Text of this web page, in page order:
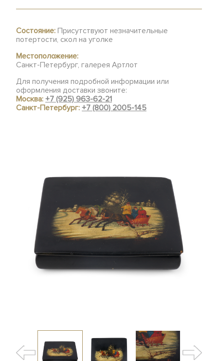
Состояние: Присутствуют незначительные
потертости, скол на уголке
Местоположение:
Санкт-Петербург, галерея Артлот
Для получения подробной информации или
оформления доставки звоните:
Москва:+7 (925) 963-62-21
Санкт-Петербург:+7 (800) 2005-145